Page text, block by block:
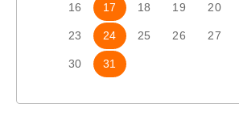
16 17 18 19 20
23 24 25 26 27
30 31